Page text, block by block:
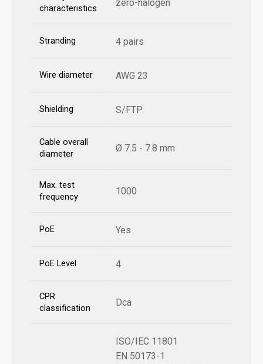
characteristics
zero-halogen
Stranding 4 pairs
Wire diameter AWG 23
Shielding S/FTP
Cable overall
diameter
Ø 7.5 - 7.8 mm
Max. test
frequency
1000
PoE Yes
PoE Level 4
CPR
classification
Dca
ISO/IEC 11801
EN 50173-1